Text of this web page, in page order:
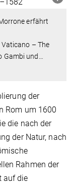
erfährt
– The
Gambi und
der
Rom um 1600
die nach der
der Natur, nach
Rahmen der
auf die